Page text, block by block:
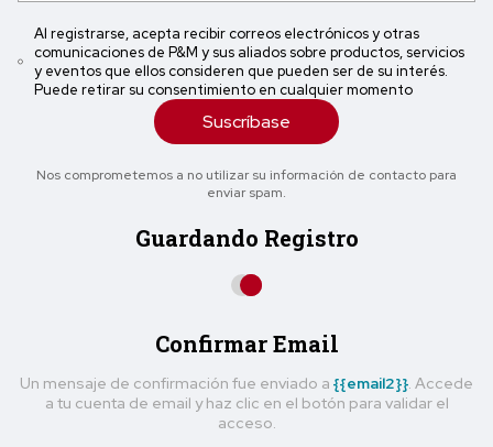
Al registrarse, acepta recibir correos electrónicos y otras
comunicaciones de P&M y sus aliados sobre productos, servicios
y eventos que ellos consideren que pueden ser de su interés.
Puede retirar su consentimiento en cualquier momento
Suscríbase
Nos comprometemos a no utilizar su información de contacto para
enviar spam.
Guardando Registro
Confirmar Email
Un mensaje de confirmación fue enviado a {{email2}} . Accede
a tu cuenta de email y haz clic en el botón para validar el
acceso.